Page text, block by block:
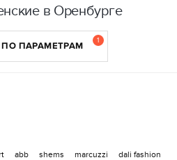
в Оренбурге
ПАРАМЕТРАМ 1
abb shems marcuzzi
dali fashion